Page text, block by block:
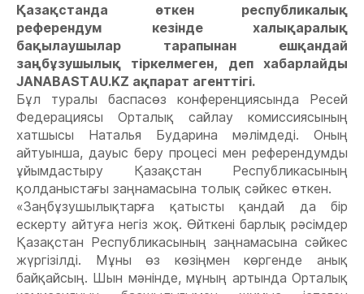
Қазақстанда өткен республикалық
референдум кезінде халықаралық
бақылаушылар тарапынан ешқандай
заңбұзушылық тіркелмеген, деп хабарлайды
JANABASTAU.KZ ақпарат агенттігі.
Бұл туралы баспасөз конференциясында Ресей
Федерациясы Орталық сайлау комиссиясының
хатшысы Наталья Бударина мәлімдеді. Оның
айтуынша, дауыс беру процесі мен референдумды
ұйымдастыру Қазақстан Республикасының
қолданыстағы заңнамасына толық сәйкес өткен.
«Заңбұзушылықтарға қатысты қандай да бір
ескерту айтуға негіз жоқ. Өйткені барлық рәсімдер
Қазақстан Республикасының заңнамасына сәйкес
жүргізілді. Мұны өз көзіңмен көргенде анық
байқайсың. Шын мәнінде, мұның артында Орталық